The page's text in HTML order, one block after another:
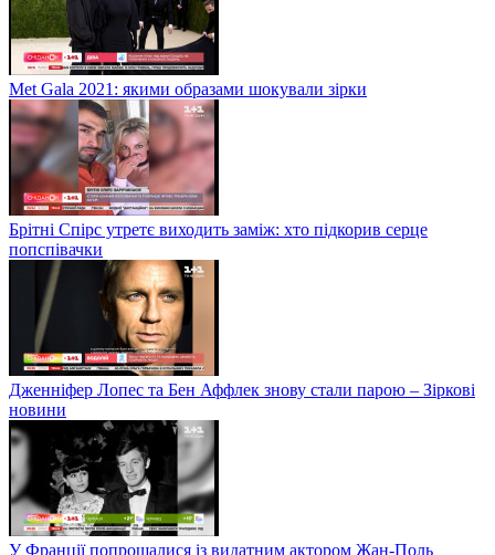
Met Gala 2021: якими образами шокували зірки
Брітні Спірс утретє виходить заміж: хто підкорив серце
попспівачки
Дженніфер Лопес та Бен Аффлек знову стали парою – Зіркові
новини
У Франції попрощалися із видатним актором Жан-Поль